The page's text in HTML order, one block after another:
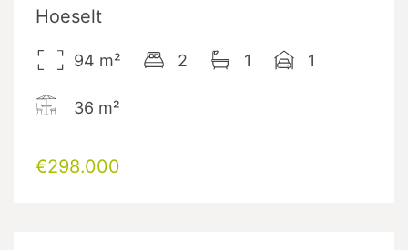
Hoeselt
94 m² 2 1 1
36 m²
€298.000